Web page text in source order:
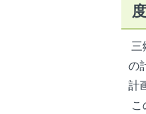
三
の
計
こ